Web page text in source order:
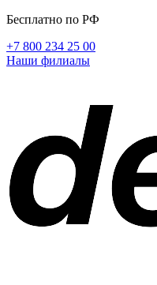
Бесплатно по РФ
+7 800 234 25 00
Наши филиалы